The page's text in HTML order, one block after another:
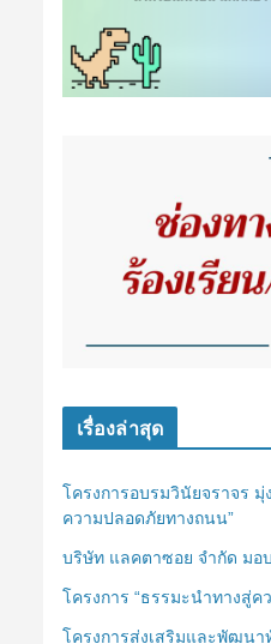
เรื่องล่าสุด
โครงการอบรมวินัยจราจร
ความปลอดภัยทางถนน”
บริษัท แลคตาซอย จำกัด มอ
โครงการ “ธรรมะนำทางสู่ค
โครงการส่งเสริมและพัฒนา